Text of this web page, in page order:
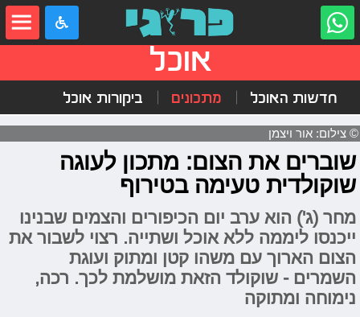
אוכל
חדשות האוכל מתכונים ביקורות אוכל
© צילום: אור ויצמן
שוברים את הצום: מתכון לעוגה
שוקולדית טעימה בטירוף
מחר (ג') הוא ערב יום הכיפורים והצמים שבנינו
ייכנסו ליממה ללא אוכל ושתייה. רצוי לשבור את
הצום הארוך עם משהו קטן ומתוק ועוגת
השמרים - שוקולד הזאת מושלמת לכך. רכה,
נימוחה ומתוקה